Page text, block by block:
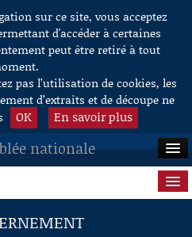
sur ce site, vous acceptez
d'accéder à certaines
peut être retiré à tout
pas l’utilisation de cookies, les
d’extraits et de découpe ne
OK En savoir plus
nationale
publique